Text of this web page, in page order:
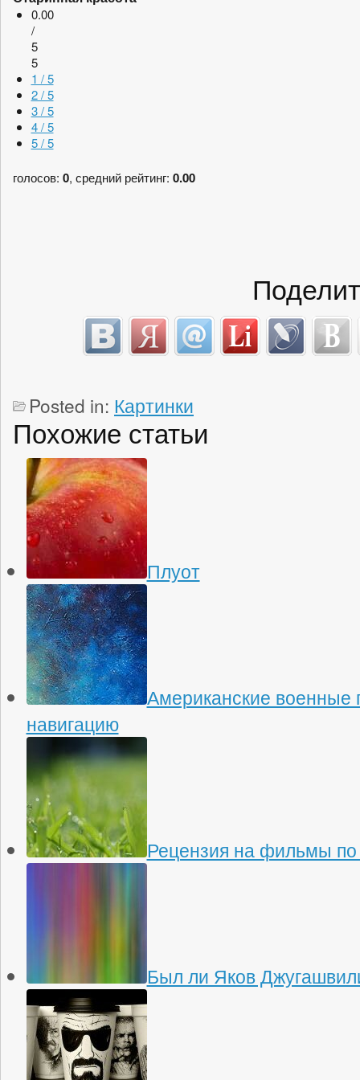
0.00
/
5
5
1 / 5
2 / 5
3 / 5
4 / 5
5 / 5
голосов: 0, средний рейтинг: 0.00
Posted in: Картинки
Похожие статьи
Плуот
Американские военные
навигацию
Рецензия на фильмы по
Был ли Яков